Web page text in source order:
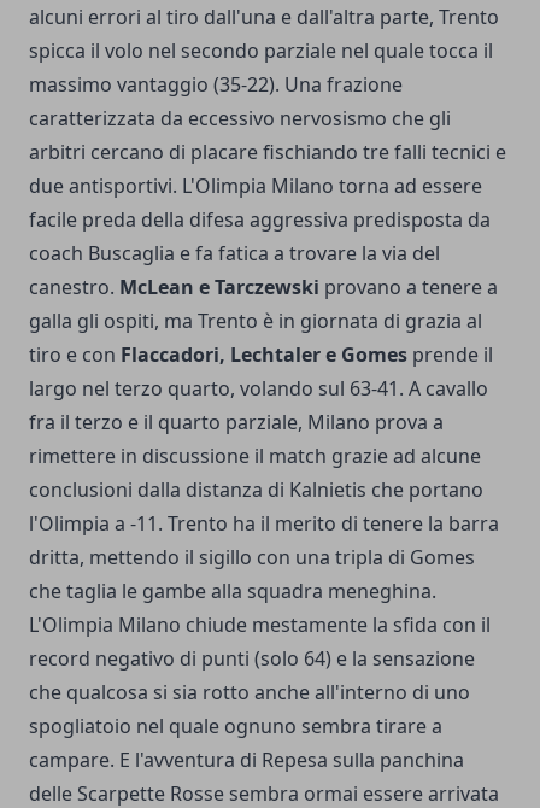
alcuni errori al tiro dall'una e dall'altra parte, Trento
spicca il volo nel secondo parziale nel quale tocca il
massimo vantaggio (35-22). Una frazione
caratterizzata da eccessivo nervosismo che gli
arbitri cercano di placare fischiando tre falli tecnici e
due antisportivi. L'Olimpia Milano torna ad essere
facile preda della difesa aggressiva predisposta da
coach Buscaglia e fa fatica a trovare la via del
canestro. McLean e Tarczewski provano a tenere a
galla gli ospiti, ma Trento è in giornata di grazia al
tiro e con Flaccadori, Lechtaler e Gomes prende il
largo nel terzo quarto, volando sul 63-41. A cavallo
fra il terzo e il quarto parziale, Milano prova a
rimettere in discussione il match grazie ad alcune
conclusioni dalla distanza di Kalnietis che portano
l'Olimpia a -11. Trento ha il merito di tenere la barra
dritta, mettendo il sigillo con una tripla di Gomes
che taglia le gambe alla squadra meneghina.
L'Olimpia Milano chiude mestamente la sfida con il
record negativo di punti (solo 64) e la sensazione
che qualcosa si sia rotto anche all'interno di uno
spogliatoio nel quale ognuno sembra tirare a
campare. E l'avventura di Repesa sulla panchina
delle Scarpette Rosse sembra ormai essere arrivata